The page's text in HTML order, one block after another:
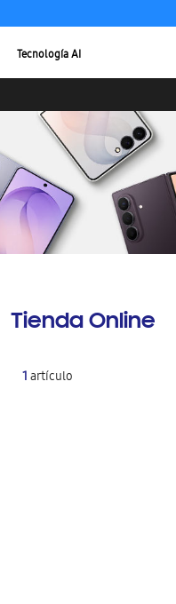
Tecnología AI
Tienda Online
1artículo